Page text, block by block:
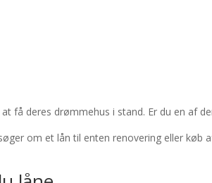
få deres drømmehus i stand. Er du en af
om et lån til enten renovering eller køb